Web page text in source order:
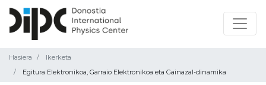
Hasiera
Ikerketa
Egitura Elektronikoa, Garraio Elektronikoa eta Gainazal-dinamika